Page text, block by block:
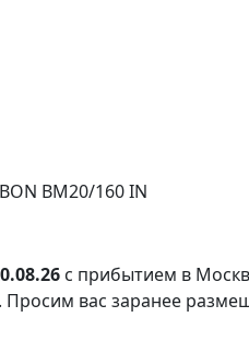
BM20/160 IN
с прибытием в
Просим вас заранее